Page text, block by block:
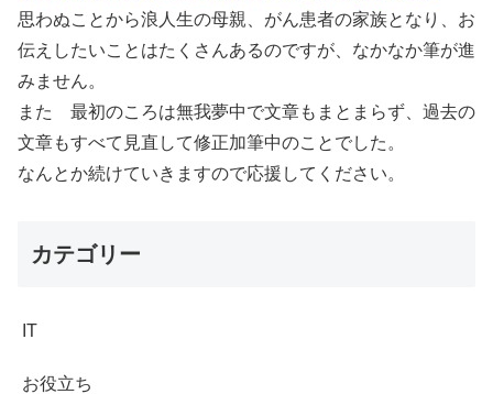
思わぬことから浪人生の母親、がん患者の家族となり、お
伝えしたいことはたくさんあるのですが、なかなか筆が進
みません。
また 最初のころは無我夢中で文章もまとまらず、過去の
文章もすべて見直して修正加筆中のことでした。
なんとか続けていきますので応援してください。
カテゴリー
IT
お役立ち